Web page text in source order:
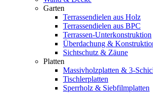
Garten
Terrassendielen aus Holz
Terrassendielen aus BPC
Terrassen-Unterkonstruktion
Überdachung &
Sichtschutz & Zäune
Platten
Massivholzplatten & 3-
Tischlerplatten
Sperrholz & Siebfilmplatten